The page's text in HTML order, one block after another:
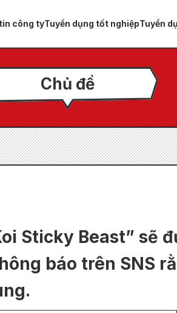
công tyTuyển dụng tốt nghiệpTuyển
Chủ đề
Sticky Beast” sẽ
báo trên SNS